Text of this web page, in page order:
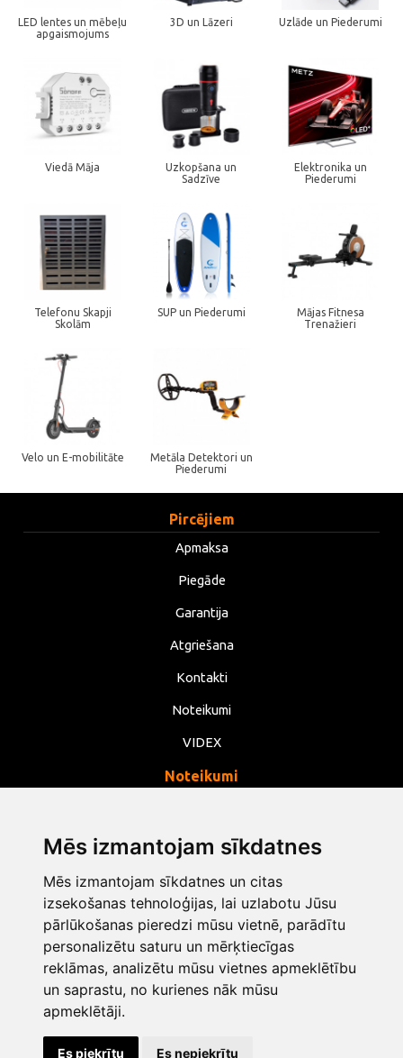
Mēs izmantojam sīkdatnes
Mēs izmantojam sīkdatnes un citas
izsekošanas tehnoloģijas, lai uzlabotu Jūsu
pārlūkošanas pieredzi mūsu vietnē, parādītu
personalizētu saturu un mērķtiecīgas
reklāmas, analizētu mūsu vietnes apmeklētību
un saprastu, no kurienes nāk mūsu
apmeklētāji.
Es piekrītu Es nepiekrītu
LED lentes un mēbeļu
apgaismojums
3D un Lāzeri Uzlāde un Piederumi
Viedā Māja
Uzkopšana un
Sadzīve
Elektronika un
Piederumi
Telefonu Skapji
Skolām
SUP un Piederumi
Mājas Fitnesa
Trenažieri
Velo un E-mobilitāte
Metāla Detektori un
Piederumi
Pircējiem
Apmaksa
Piegāde
Garantija
Atgriešana
Kontakti
Noteikumi
VIDEX
Noteikumi
Noteikumi
Mainīt sīkdatņu iestatījumus
info@opentools.lv +371 26272360
Tirdzniecības partneris: varle.lt